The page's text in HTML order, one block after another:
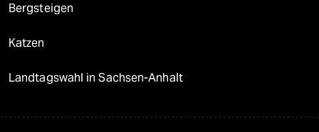
Bergsteigen
Katzen
Landtagswahl in Sachsen-Anhalt